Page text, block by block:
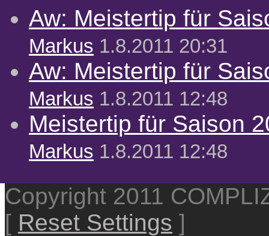
Aw: Meistertip für
Markus 1.8.2011 20:31
Aw: Meistertip für
Markus 1.8.2011 12:48
Meistertip für Saison
Markus 1.8.2011 12:48
Copyright 2011
[ Reset Settings ]